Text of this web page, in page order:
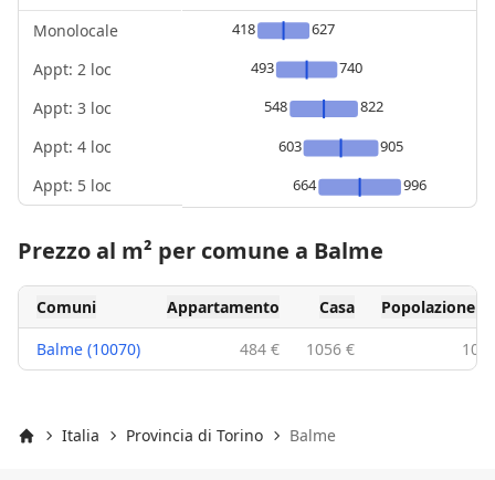
Monolocale
Appt: 2 loc
Appt: 3 loc
Appt: 4 loc
Appt: 5 loc
418
627
493
740
548
822
603
905
664
996
Prezzo al m² per comune a Balme
Comuni Appartamento Casa
Popolazione
Balme (10070)
484 € 1056 € 105
Italia Provincia di Torino Balme